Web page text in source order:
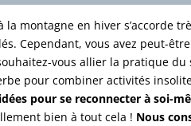
la montagne en hiver s’accorde
Cependant, vous avez peut-
vous allier la pratique du
pour combiner activités
pour se reconnecter à soi-
bien à tout cela ! Nous